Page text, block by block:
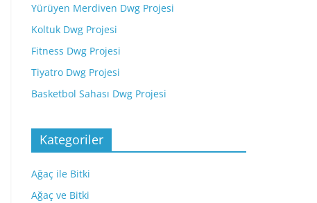
Yürüyen Merdiven Dwg Projesi
Koltuk Dwg Projesi
Fitness Dwg Projesi
Tiyatro Dwg Projesi
Basketbol Sahası Dwg Projesi
Kategoriler
Ağaç ile Bitki
Ağaç ve Bitki